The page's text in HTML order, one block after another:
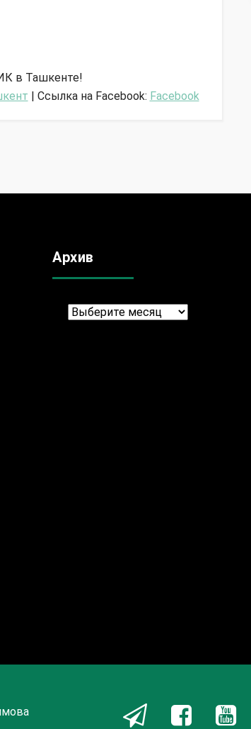
в Ташкенте!
| Ссылка на Facebook: Facebook
Архив
Архив